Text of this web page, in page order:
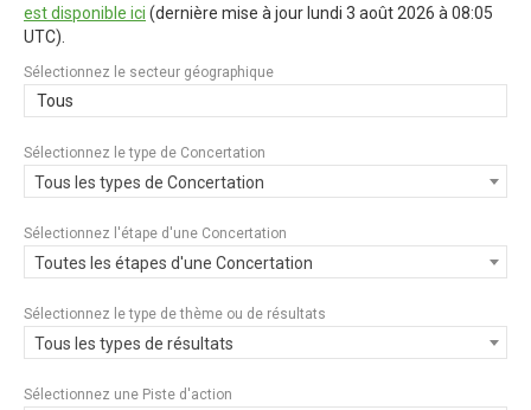
est disponible ici (dernière mise à jour lundi 3 août 2026 à 08:05
UTC).
Sélectionnez le secteur géographique
Tous
Sélectionnez le type de Concertation
Tous les types de Concertation
Sélectionnez l'étape d'une Concertation
Toutes les étapes d'une Concertation
Sélectionnez le type de thème ou de résultats
Tous les types de résultats
Sélectionnez une Piste d'action